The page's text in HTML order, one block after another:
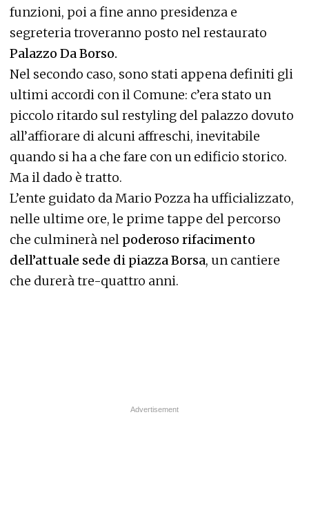
funzioni, poi a fine anno presidenza e
segreteria troveranno posto nel restaurato
Palazzo Da Borso.
Nel secondo caso, sono stati appena definiti gli
ultimi accordi con il Comune: c’era stato un
piccolo ritardo sul restyling del palazzo dovuto
all’affiorare di alcuni affreschi, inevitabile
quando si ha a che fare con un edificio storico.
Ma il dado è tratto.
L’ente guidato da Mario Pozza ha ufficializzato,
nelle ultime ore, le prime tappe del percorso
che culminerà nel poderoso rifacimento
dell’attuale sede di piazza Borsa, un cantiere
che durerà tre-quattro anni.